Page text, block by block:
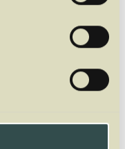
fra +20 år i
writer og nu fuldtids
Han er tidligere
for Winelab